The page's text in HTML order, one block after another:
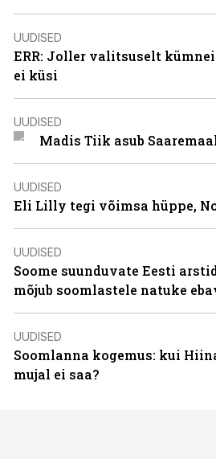
UUDISED
ERR: Joller valitsuselt
ei küsi
UUDISED
Madis Tiik asub
UUDISED
Eli Lilly tegi võimsa hüppe,
UUDISED
Soome suunduvate Eesti
mõjub soomlastele natuke
UUDISED
Soomlanna kogemus: kui
mujal ei saa?